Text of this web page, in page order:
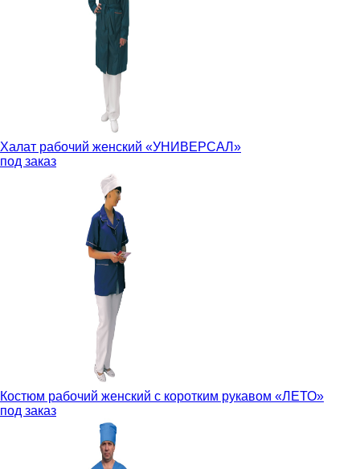
Халат рабочий женский «УНИВЕРСАЛ»
под заказ
Костюм рабочий женский с коротким рукавом «ЛЕТО»
под заказ